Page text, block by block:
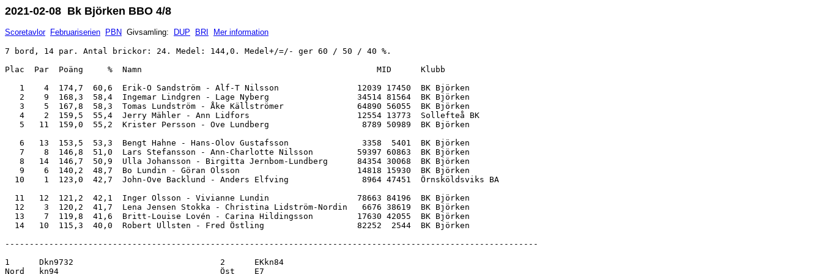
2021-02-08 Bk Björken BBO 4/8
Scoretavlor Februariserien PBN Givsamling: DUP BRI Mer information
7 bord, 14 par. Antal brickor: 24. Medel: 144,0. Medel+/=/- ger 60 / 50 / 40 %.
Plac  Par  Poäng     %  Namn                                                MID      Klubb
   1    4  174,7  60,6  Erik-O Sandström - Alf-T Nilsson                12039 17450  BK Björken
   2    9  168,3  58,4  Ingemar Lindgren - Lage Nyberg                  34514 81564  BK Björken
   3    5  167,8  58,3  Tomas Lundström - Åke Källströmer               64890 56055  BK Björken
   4    2  159,5  55,4  Jerry Mähler - Ann Lidfors                      12554 13773  Sollefteå BK
   5   11  159,0  55,2  Krister Persson - Ove Lundberg                   8789 50989  BK Björken
   6   13  153,5  53,3  Bengt Hahne - Hans-Olov Gustafsson               3358  5401  BK Björken
   7    8  146,8  51,0  Lars Stefansson - Ann-Charlotte Nilsson         59397 60863  BK Björken
   8   14  146,7  50,9  Ulla Johansson - Birgitta Jernbom-Lundberg      84354 30068  BK Björken
   9    6  140,2  48,7  Bo Lundin - Göran Olsson                        14818 15930  BK Björken
  10    1  123,0  42,7  John-Ove Backlund - Anders Elfving               8964 47451  Örnsköldsviks BA
  11   12  121,2  42,1  Inger Olsson - Vivianne Lundin                  78663 84196  BK Björken
  12    3  120,2  41,7  Lena Jensen Stokka - Christina Lidström-Nordin   6676 38619  BK Björken
  13    7  119,8  41,6  Britt-Louise Lovén - Carina Hildingsson         17630 42055  BK Björken